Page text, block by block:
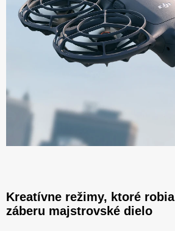
Kreatívne režimy, ktoré
záberu majstrovské dielo